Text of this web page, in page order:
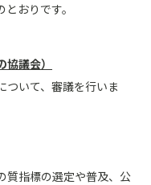
おりです。
議会）
ついて、審議を行いま
質指標の選定や普及、公